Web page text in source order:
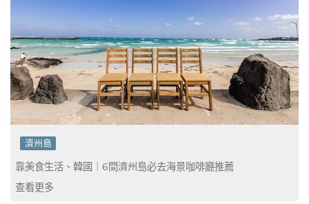
濟州島
靠美食生活、韓國｜6間濟州島必去海景咖啡廳推薦
查看更多